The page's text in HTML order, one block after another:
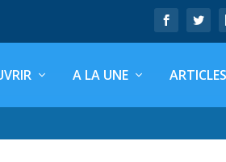
A LA UNE ARTICLES